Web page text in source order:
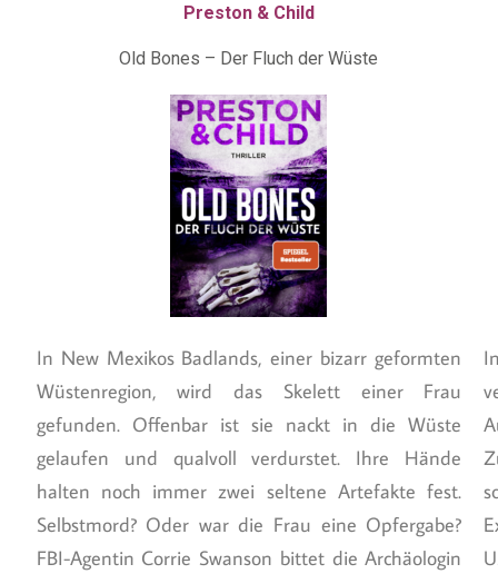
Preston & Child
Old Bones – Der Fluch der Wüste
In New Mexikos Badlands, einer bizarr geformten
Wüstenregion, wird das Skelett einer Frau
gefunden. Offenbar ist sie nackt in die Wüste
gelaufen und qualvoll verdurstet. Ihre Hände
halten noch immer zwei seltene Artefakte fest.
Selbstmord? Oder war die Frau eine Opfergabe?
FBI-Agentin Corrie Swanson bittet die Archäologin